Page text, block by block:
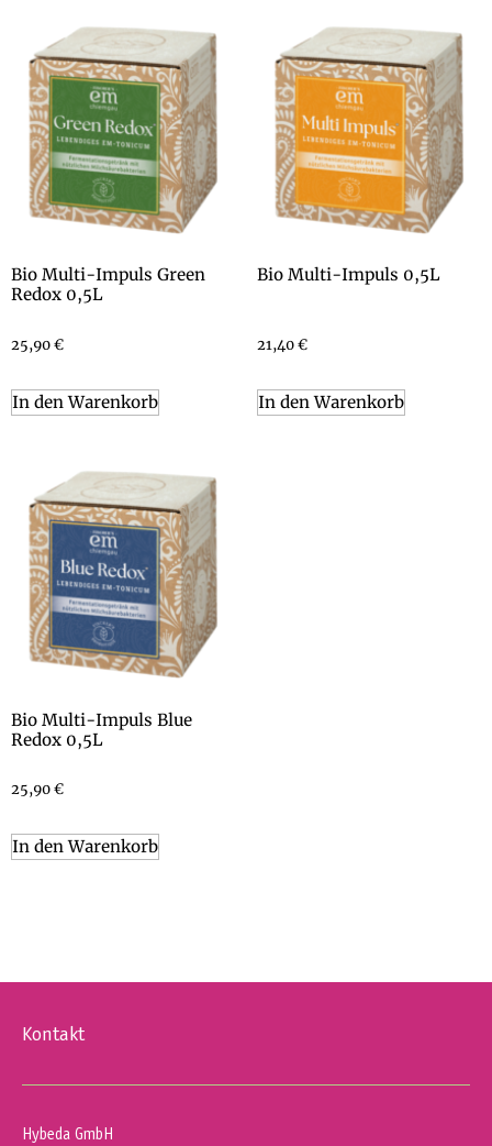
Bio Multi-Impuls Green
Redox 0,5L
25,90€
In den Warenkorb
Bio Multi-Impuls 0,5L
21,40€
In den Warenkorb
Bio Multi-Impuls Blue
Redox 0,5L
25,90€
In den Warenkorb
Kontakt
Hybeda GmbH